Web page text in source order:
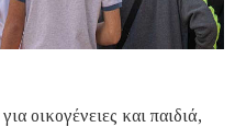
για οικογένειες και παιδιά,